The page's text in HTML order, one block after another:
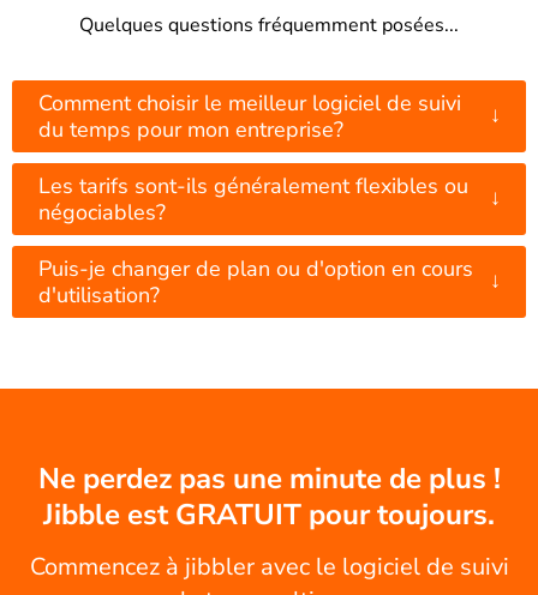
Quelques questions fréquemment posées...
Comment choisir le meilleur logiciel de suivi
du temps pour mon entreprise?
↓
Les tarifs sont-ils généralement flexibles ou
négociables?
↓
Puis-je changer de plan ou d'option en cours
d'utilisation?
↓
Ne perdez pas une minute de plus !
Jibble est GRATUIT pour toujours.
Commencez à jibbler avec le logiciel de suivi